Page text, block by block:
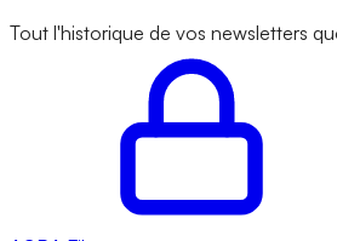
Tout l'historique de vos newsletters